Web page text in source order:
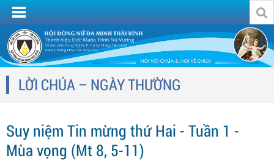
LỜI CHÚA – NGÀY THƯỜNG
Suy niệm Tin mừng thứ Hai - Tuần 1 -
Mùa vọng (Mt 8, 5-11)